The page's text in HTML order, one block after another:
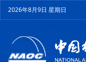
2026年8月9日 星期日